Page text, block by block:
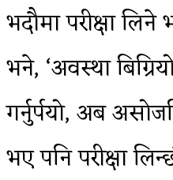
भदौमा परीक्षा
भने, ‘अवस्था
गर्नुर्पयो, अब
भए पनि परीक्षा